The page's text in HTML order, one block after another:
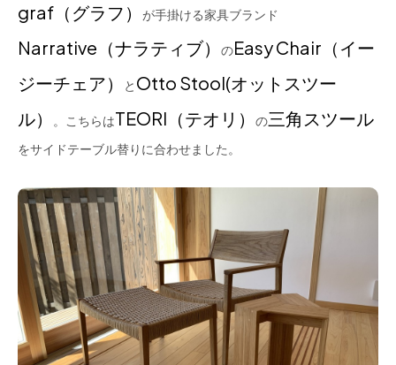
graf（グラフ） が手掛ける家具ブランド
Narrative（ナラティブ） のEasy Chair（イー
ジーチェア）
と Otto Stool(オットスツー
ル）
。こちらはTEORI（テオリ） の三角スツール
をサイドテーブル替りに合わせました。